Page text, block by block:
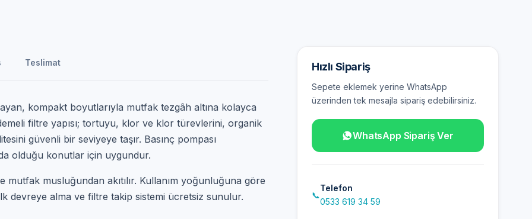
Teslimat
kompakt boyutlarıyla mutfak tezgâh altına kolayca
filtre yapısı; tortuyu, klor ve klor türevlerini, organik
güvenli bir seviyeye taşır. Basınç pompası
olduğu konutlar için uygundur.
musluğundan akıtılır. Kullanım yoğunluğuna göre
devreye alma ve filtre takip sistemi ücretsiz sunulur.
Hızlı Sipariş
Sepete eklemek yerine WhatsApp
üzerinden tek mesajla sipariş edebilirsiniz.
WhatsApp Sipariş Ver
📞
Telefon
0533 619 34 59